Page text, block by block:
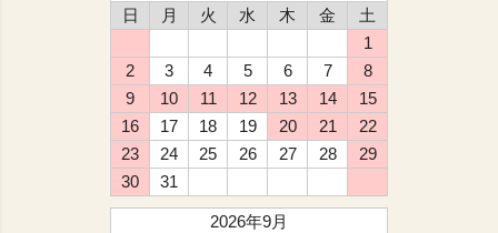
日
月 火 水 木 金
土
1
2
3 4 5 6 7
8
9
10 11 12 13 14
15
16
17 18 19 20 21
22
23
24 25 26 27 28
29
30
31
2026年9月